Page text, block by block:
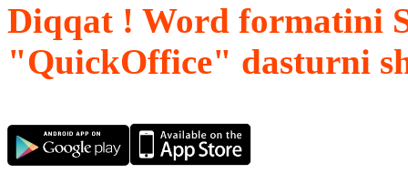
Diqqat ! Word formatini
"QuickOffice" dasturni